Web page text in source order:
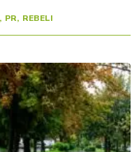
PR REBELI